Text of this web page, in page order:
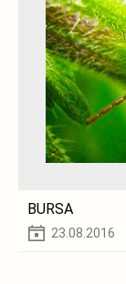
BURSA
23.08.2016